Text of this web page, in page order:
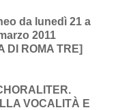
da lunedì 21 a
2011
DI ROMA TRE]
VOCALITÀ E